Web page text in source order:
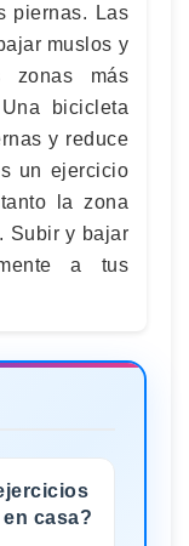
piernas. Las
muslos y
zonas más
bicicleta
y reduce
un ejercicio
la zona
Subir y bajar
a tus
casa?